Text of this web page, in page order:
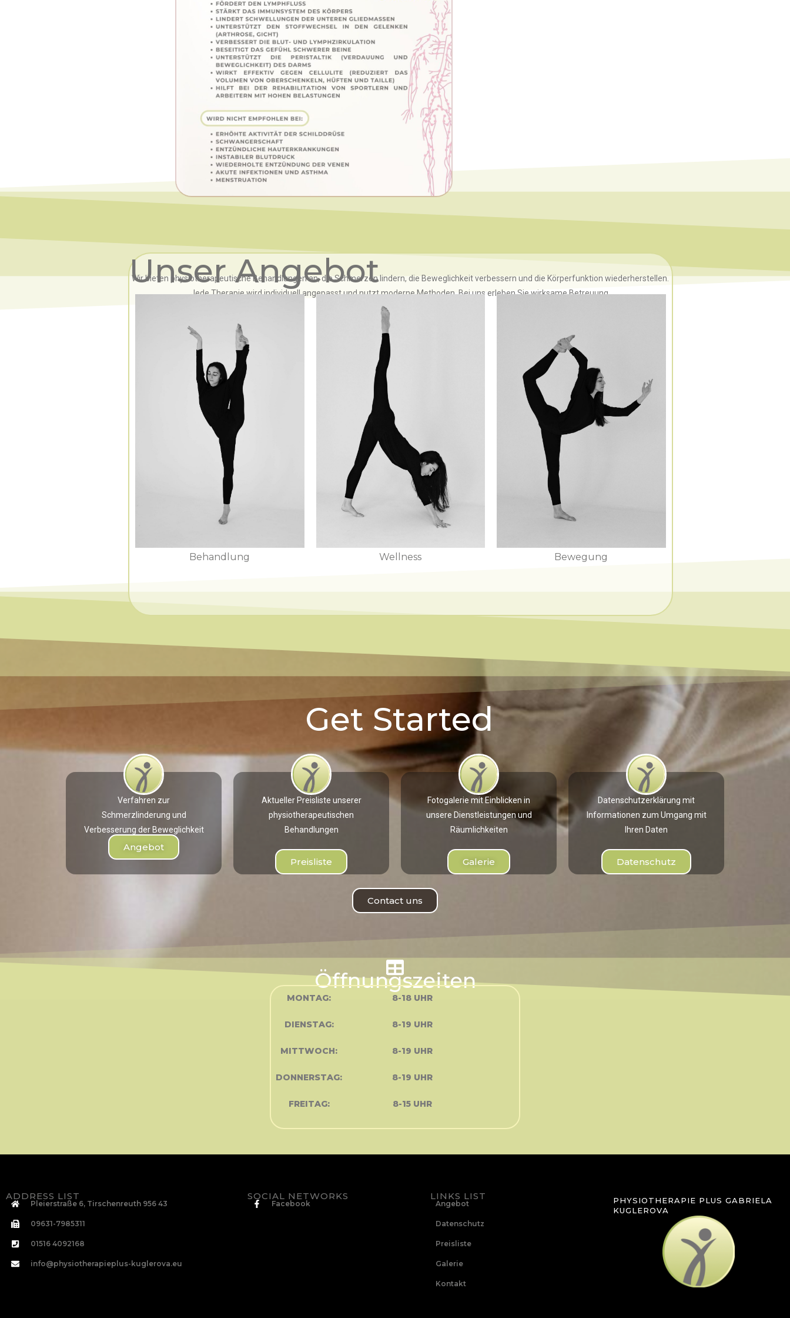
Unser Angebot
Wir bieten physiotherapeutische Behandlungen an, die Schmerzen lindern, die Beweglichkeit verbessern und die Körperfunktion wiederherstellen.
Jede Therapie wird individuell angepasst und nutzt moderne Methoden. Bei uns erleben Sie wirksame Betreuung.
Behandlung Wellness Bewegung
Get Started
Verfahren zur
Schmerzlinderung und
Verbesserung der Beweglichkeit
Angebot
Aktueller Preisliste unserer
physiotherapeutischen
Behandlungen
Preisliste
Fotogalerie mit Einblicken in
unsere Dienstleistungen und
Räumlichkeiten
Galerie
Datenschutzerklärung mit
Informationen zum Umgang mit
Ihren Daten
Datenschutz
Contact uns
Öffnungszeiten
MONTAG:
DIENSTAG:
MITTWOCH:
DONNERSTAG:
FREITAG:
8-18 UHR
8-19 UHR
8-19 UHR
8-19 UHR
8-15 UHR
ADDRESS LIST
Pleierstraße 6, Tirschenreuth 956 43
09631-7985311
01516 4092168
info@physiotherapieplus-kuglerova.eu
SOCIAL NETWORKS
Facebook
LINKS LIST
Angebot
Datenschutz
Preisliste
Galerie
Kontakt
PHYSIOTHERAPIE PLUS GABRIELA
KUGLEROVA